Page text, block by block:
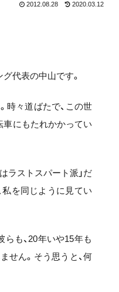
2012.08.28 2020.03.12
代表の中山です。
時々道ばたで、この世
車にもたれかかってい
ラストスパート派」だ
私を同じように見てい
らも、20年いや15年も
せん。そう思うと、何